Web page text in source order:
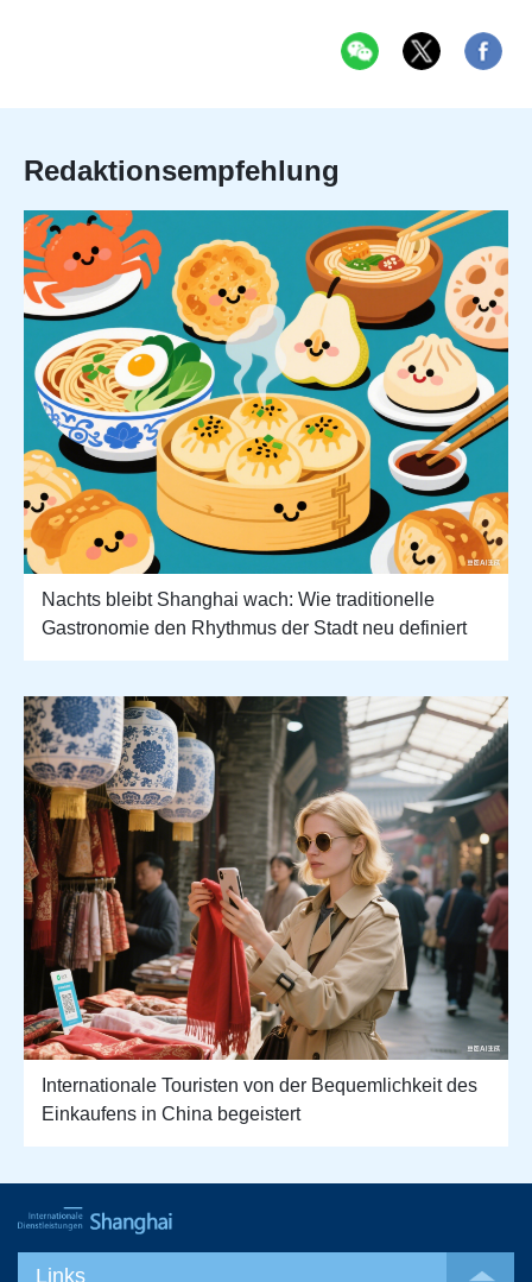
Redaktionsempfehlung
Nachts bleibt Shanghai wach: Wie traditionelle
Gastronomie den Rhythmus der Stadt neu definiert
Internationale Touristen von der Bequemlichkeit des
Einkaufens in China begeistert
Links